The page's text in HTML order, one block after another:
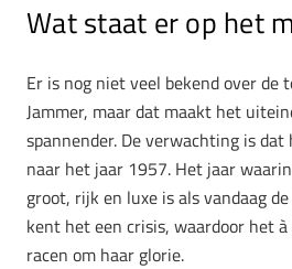
Wat staat er op het
Er is nog niet veel bekend over de
Jammer, maar dat maakt het
spannender. De verwachting is
naar het jaar 1957. Het jaar
groot, rijk en luxe is als vandaag
kent het een crisis, waardoor het à
racen om haar glorie.